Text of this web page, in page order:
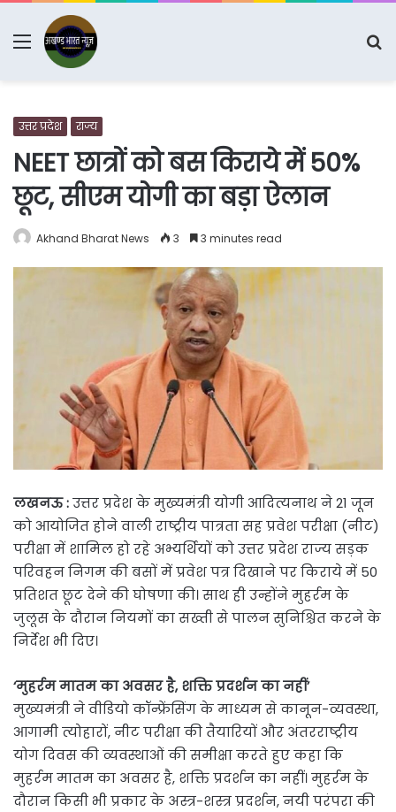
Menu
उत्तर प्रदेश राज्य
NEET छात्रों को बस किराये में 50%
छूट, सीएम योगी का बड़ा ऐलान
Akhand Bharat News 3 3 minutes read
लखनऊ :उत्तर प्रदेश के मुख्यमंत्री योगी आदित्यनाथ ने 21 जून
को आयोजित होने वाली राष्ट्रीय पात्रता सह प्रवेश परीक्षा (नीट)
परीक्षा में शामिल हो रहे अभ्यर्थियों को उत्तर प्रदेश राज्य सड़क
परिवहन निगम की बसों में प्रवेश पत्र दिखाने पर किराये में 50
प्रतिशत छूट देने की घोषणा की। साथ ही उन्होंने मुहर्रम के
जुलूस के दौरान नियमों का सख्ती से पालन सुनिश्चित करने के
निर्देश भी दिए।
‘मुहर्रम मातम का अवसर है, शक्ति प्रदर्शन का नहीं’
मुख्यमंत्री ने वीडियो कॉन्फ्रेंसिंग के माध्यम से कानून-व्यवस्था,
आगामी त्योहारों, नीट परीक्षा की तैयारियों और अंतरराष्ट्रीय
योग दिवस की व्यवस्थाओं की समीक्षा करते हुए कहा कि
मुहर्रम मातम का अवसर है, शक्ति प्रदर्शन का नहीं। मुहर्रम के
दौरान किसी भी प्रकार के अस्त्र-शस्त्र प्रदर्शन, नयी परंपरा की